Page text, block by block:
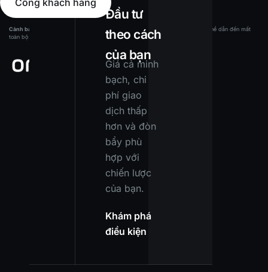
Đầu tư
theo cách
của bạn
Giá cả minh
bạch, chi
phí giao
dịch thấp
hơn và đòn
bẩy phù
hợp với
chiến lược
của bạn.
Khám phá
điều kiện
Cổng khách hàng
Cảnh báo rủi ro:
Các sản phẩm sử dụng đòn bẩy có mức độ rủi ro cao và có thể dẫn đến mất
toàn bộ vốn của bạn. Hãy đảm bảo bạn hiểu đầy đủ các rủi ro trước khi đầu tư.